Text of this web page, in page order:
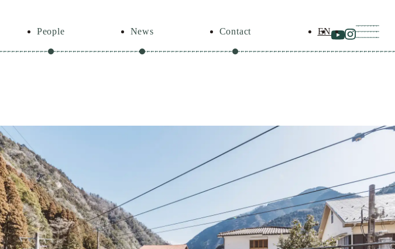
People News Contact EN